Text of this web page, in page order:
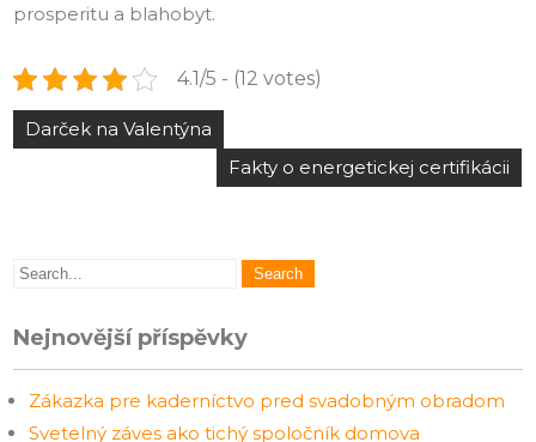
prosperitu a blahobyt.
4.1/5 - (12 votes)
Navigace
pro
Darček na Valentýna
Fakty o energetickej certifikácii
Nejnovější příspěvky
Zákazka pre kaderníctvo pred svadobným obradom
Svetelný záves ako tichý spoločník domova